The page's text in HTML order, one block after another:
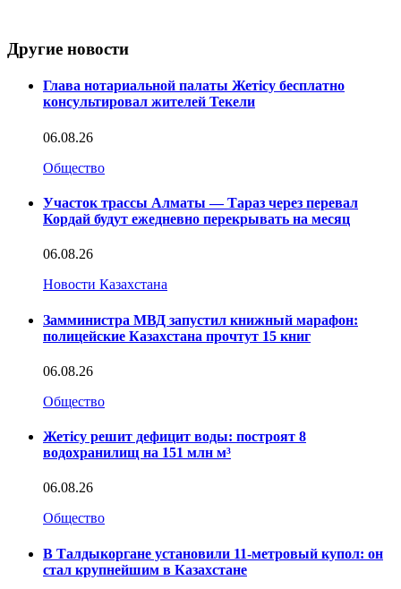
Другие новости
Глава нотариальной палаты Жетісу бесплатно
консультировал жителей Текели
06.08.26
Общество
Участок трассы Алматы — Тараз через перевал
Кордай будут ежедневно перекрывать на месяц
06.08.26
Новости Казахстана
Замминистра МВД запустил книжный марафон:
полицейские Казахстана прочтут 15 книг
06.08.26
Общество
Жетісу решит дефицит воды: построят 8
водохранилищ на 151 млн м³
06.08.26
Общество
В Талдыкоргане установили 11-метровый купол: он
стал крупнейшим в Казахстане